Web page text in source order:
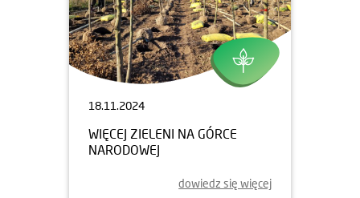
18.11.2024
WIĘCEJ ZIELENI NA GÓRCE
NARODOWEJ
dowiedz się więcej